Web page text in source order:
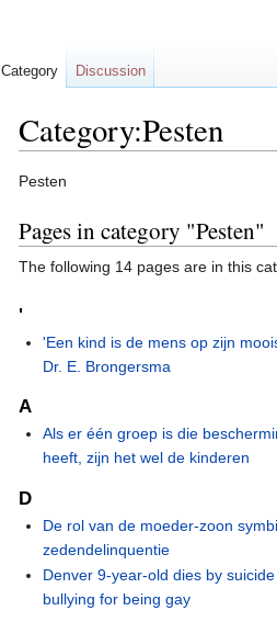
Category:Pesten
Jump
navigation
Jump
search
Pesten
Pages in category "Pesten"
The following 14 pages are in this
'
'Een kind is de mens op zijn
Dr. E. Brongersma
A
Als er één groep is die
heeft, zijn het wel de kinderen
D
De rol van de moeder-zoon
zedendelinquentie
Denver 9-year-old dies by
bullying for being gay
Category Discussion